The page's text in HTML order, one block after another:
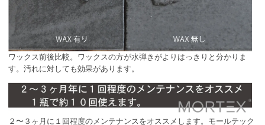
ワックス前後比較。ワックスの方が水弾きがよりはっきりと分かりま
す。汚れに対しても効果があります。
２〜３ヶ月に１回程度のメンテナンスをオススメします。モールテック